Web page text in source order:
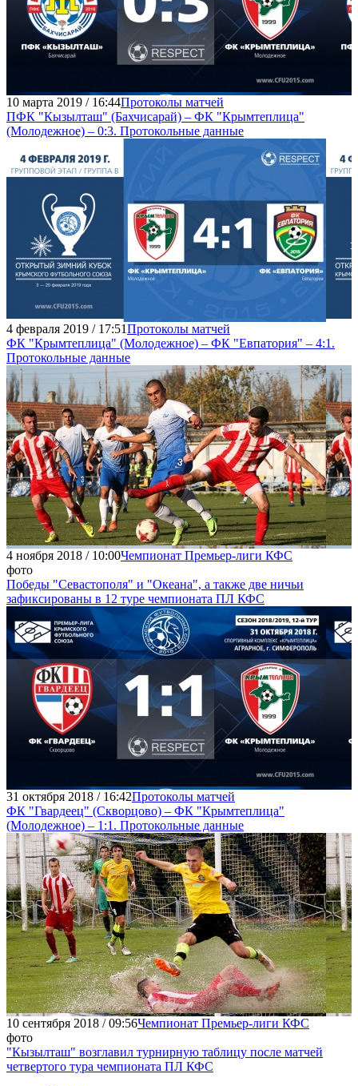
10 марта 2019 / 16:44Протоколы матчей
ПФК "Кызылташ" (Бахчисарай) – ФК "Крымтеплица"
(Молодежное) – 0:3. Протокольные данные
4 февраля 2019 / 17:51Протоколы матчей
ФК "Крымтеплица" (Молодежное) – ФК "Евпатория" – 4:1.
Протокольные данные
4 ноября 2018 / 10:00Чемпионат Премьер-лиги КФС
фото
Победы "Севастополя" и "Океана", а также две ничьи
зафиксированы в 12 туре чемпионата ПЛ КФС
31 октября 2018 / 16:42Протоколы матчей
ФК "Гвардеец" (Скворцово) – ФК "Крымтеплица"
(Молодежное) – 1:1. Протокольные данные
10 сентября 2018 / 09:56Чемпионат Премьер-лиги КФС
фото
"Кызылташ" возглавил турнирную таблицу после матчей
четвертого тура чемпионата ПЛ КФС